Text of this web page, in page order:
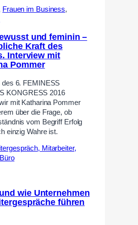
Frauen im Business,
und feminin –
Kraft des
Interview mit
Pommer
des 6. FEMINESS
KONGRESS 2016
mit Katharina Pommer
über die Frage, ob
vom Begriff Erfolg
einzig Wahre ist.
wie Unternehmen
führen